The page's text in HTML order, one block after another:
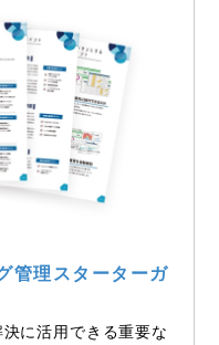
管理スターターガ
に活用できる重要な